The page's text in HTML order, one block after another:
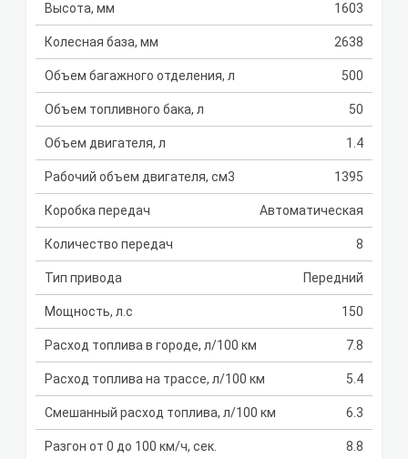
Высота, мм 1603
Колесная база, мм 2638
Объем багажного отделения, л 500
Объем топливного бака, л 50
Объем двигателя, л 1.4
Рабочий объем двигателя, см3 1395
Коробка передач Автоматическая
Количество передач 8
Тип привода Передний
Мощность, л.с 150
Расход топлива в городе, л/100 км 7.8
Расход топлива на трассе, л/100 км 5.4
Смешанный расход топлива, л/100 км 6.3
Разгон от 0 до 100 км/ч, сек. 8.8